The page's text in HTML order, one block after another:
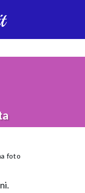
foto